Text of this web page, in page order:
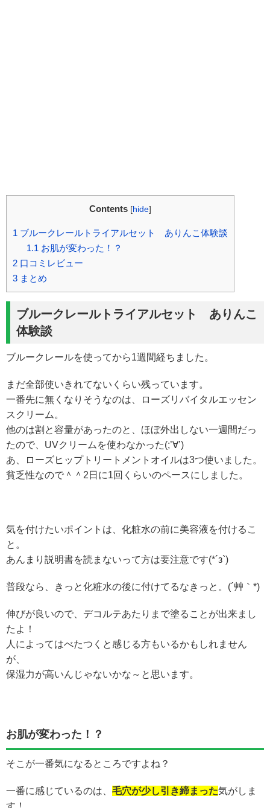
Contents [hide]
1 ブルークレールトライアルセット ありんこ体験談
1.1 お肌が変わった！？
2 口コミレビュー
3 まとめ
ブルークレールトライアルセット ありんこ
体験談
ブルークレールを使ってから1週間経ちました。
まだ全部使いきれてないくらい残っています。
一番先に無くなりそうなのは、ローズリバイタルエッセン
スクリーム。
他のは割と容量があったのと、ほぼ外出しない一週間だっ
たので、UVクリームを使わなかった(;’∀’)
あ、ローズヒップトリートメントオイルは3つ使いました。
貧乏性なので＾＾2日に1回くらいのペースにしました。
気を付けたいポイントは、化粧水の前に美容液を付けるこ
と。
あんまり説明書を読まないって方は要注意です(*´з`)
普段なら、きっと化粧水の後に付けてるなきっと。(´艸｀*)
伸びが良いので、デコルテあたりまで塗ることが出来まし
たよ！
人によってはべたつくと感じる方もいるかもしれません
が、
保湿力が高いんじゃないかな～と思います。
お肌が変わった！？
そこが一番気になるところですよね？
一番に感じているのは、 毛穴が少し引き締まった気がしま